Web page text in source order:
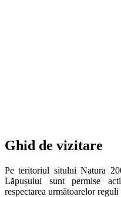
Ghid de vizitare
Pe teritoriul sitului Natura
Lăpușului sunt permise
respectarea următoarelor